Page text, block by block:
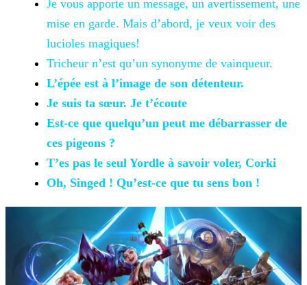
Je vous apporte un message, un avertissement, une
mise en garde. Mais d’abord, je veux voir des
lucioles magiques!
Tricheur n’est qu’un synonyme de vainqueur.
L’épée est à l’image de son détenteur.
Je suis ta sœur. Je t’écoute
Est-ce que quelqu’un peut me débarrasser de
ces pigeons ?
T’es pas le seul Yordle à savoir voler, Corki
Oh, Singed ! Qu’est-ce que tu sens bon !